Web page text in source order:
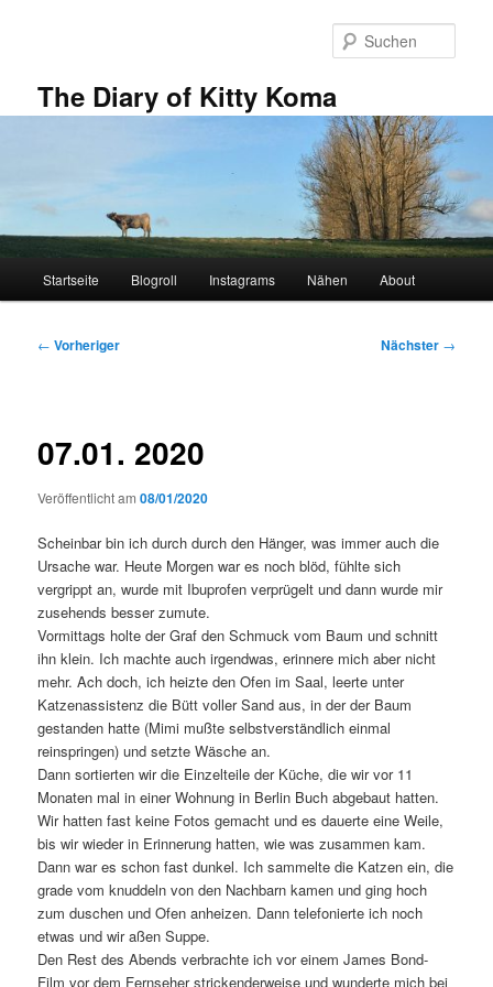
The Diary of Kitty Koma
Startseite Blogroll Instagrams Nähen About
Beitragsnavigation
← Vorheriger Nächster →
07.01. 2020
Veröffentlicht am08/01/2020
Scheinbar bin ich durch durch den Hänger, was immer auch die
Ursache war. Heute Morgen war es noch blöd, fühlte sich
vergrippt an, wurde mit Ibuprofen verprügelt und dann wurde mir
zusehends besser zumute.
Vormittags holte der Graf den Schmuck vom Baum und schnitt
ihn klein. Ich machte auch irgendwas, erinnere mich aber nicht
mehr. Ach doch, ich heizte den Ofen im Saal, leerte unter
Katzenassistenz die Bütt voller Sand aus, in der der Baum
gestanden hatte (Mimi mußte selbstverständlich einmal
reinspringen) und setzte Wäsche an.
Dann sortierten wir die Einzelteile der Küche, die wir vor 11
Monaten mal in einer Wohnung in Berlin Buch abgebaut hatten.
Wir hatten fast keine Fotos gemacht und es dauerte eine Weile,
bis wir wieder in Erinnerung hatten, wie was zusammen kam.
Dann war es schon fast dunkel. Ich sammelte die Katzen ein, die
grade vom knuddeln von den Nachbarn kamen und ging hoch
zum duschen und Ofen anheizen. Dann telefonierte ich noch
etwas und wir aßen Suppe.
Den Rest des Abends verbrachte ich vor einem James Bond-
Film vor dem Fernseher strickenderweise und wunderte mich bei